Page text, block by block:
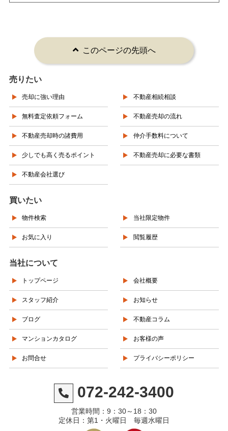
このページの先頭へ
売りたい
売却に強い理由 不動産相続相談
無料査定依頼フォーム 不動産売却の流れ
不動産売却時の諸費用 仲介手数料について
少しでも高く売るポイント 不動産売却に必要な書類
不動産会社選び
買いたい
物件検索 当社限定物件
お気に入り 閲覧履歴
当社について
トップページ 会社概要
スタッフ紹介 お知らせ
ブログ 不動産コラム
マンションカタログ お客様の声
お問合せ プライバシーポリシー
072-242-3400
営業時間：9：30～18：30
定休日：第1・火曜日 毎週水曜日